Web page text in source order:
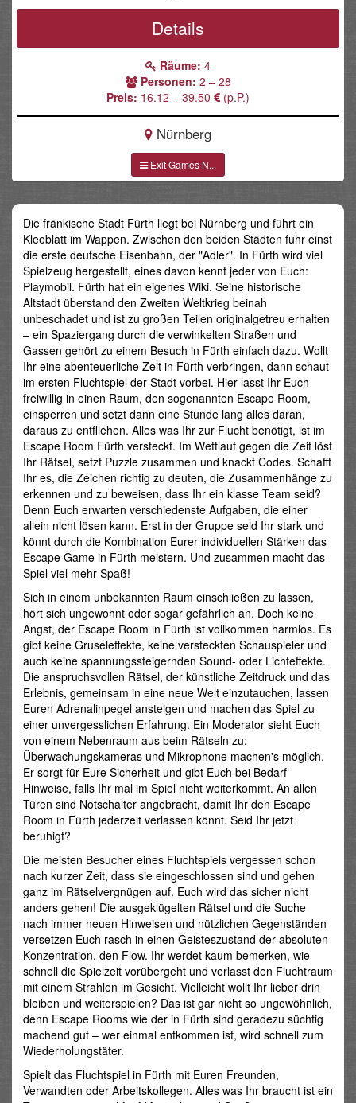
Details
Räume: 4
Personen: 2 – 28
Preis: 16.12 – 39.50 (p.P.)
Nürnberg
Exit Games N...
Die fränkische Stadt Fürth liegt bei Nürnberg und führt ein
Kleeblatt im Wappen. Zwischen den beiden Städten fuhr einst
die erste deutsche Eisenbahn, der "Adler". In Fürth wird viel
Spielzeug hergestellt, eines davon kennt jeder von Euch:
Playmobil. Fürth hat ein eigenes Wiki. Seine historische
Altstadt überstand den Zweiten Weltkrieg beinah
unbeschadet und ist zu großen Teilen originalgetreu erhalten
– ein Spaziergang durch die verwinkelten Straßen und
Gassen gehört zu einem Besuch in Fürth einfach dazu. Wollt
Ihr eine abenteuerliche Zeit in Fürth verbringen, dann schaut
im ersten Fluchtspiel der Stadt vorbei. Hier lasst Ihr Euch
freiwillig in einen Raum, den sogenannten Escape Room,
einsperren und setzt dann eine Stunde lang alles daran,
daraus zu entfliehen. Alles was Ihr zur Flucht benötigt, ist im
Escape Room Fürth versteckt. Im Wettlauf gegen die Zeit löst
Ihr Rätsel, setzt Puzzle zusammen und knackt Codes. Schafft
Ihr es, die Zeichen richtig zu deuten, die Zusammenhänge zu
erkennen und zu beweisen, dass Ihr ein klasse Team seid?
Denn Euch erwarten verschiedenste Aufgaben, die einer
allein nicht lösen kann. Erst in der Gruppe seid Ihr stark und
könnt durch die Kombination Eurer individuellen Stärken das
Escape Game in Fürth meistern. Und zusammen macht das
Spiel viel mehr Spaß!
Sich in einem unbekannten Raum einschließen zu lassen,
hört sich ungewohnt oder sogar gefährlich an. Doch keine
Angst, der Escape Room in Fürth ist vollkommen harmlos. Es
gibt keine Gruseleffekte, keine versteckten Schauspieler und
auch keine spannungssteigernden Sound- oder Lichteffekte.
Die anspruchsvollen Rätsel, der künstliche Zeitdruck und das
Erlebnis, gemeinsam in eine neue Welt einzutauchen, lassen
Euren Adrenalinpegel ansteigen und machen das Spiel zu
einer unvergesslichen Erfahrung. Ein Moderator sieht Euch
von einem Nebenraum aus beim Rätseln zu;
Überwachungskameras und Mikrophone machen's möglich.
Er sorgt für Eure Sicherheit und gibt Euch bei Bedarf
Hinweise, falls Ihr mal im Spiel nicht weiterkommt. An allen
Türen sind Notschalter angebracht, damit Ihr den Escape
Room in Fürth jederzeit verlassen könnt. Seid Ihr jetzt
beruhigt?
Die meisten Besucher eines Fluchtspiels vergessen schon
nach kurzer Zeit, dass sie eingeschlossen sind und gehen
ganz im Rätselvergnügen auf. Euch wird das sicher nicht
anders gehen! Die ausgeklügelten Rätsel und die Suche
nach immer neuen Hinweisen und nützlichen Gegenständen
versetzen Euch rasch in einen Geisteszustand der absoluten
Konzentration, den Flow. Ihr werdet kaum bemerken, wie
schnell die Spielzeit vorübergeht und verlasst den Fluchtraum
mit einem Strahlen im Gesicht. Vielleicht wollt Ihr lieber drin
bleiben und weiterspielen? Das ist gar nicht so ungewöhnlich,
denn Escape Rooms wie der in Fürth sind geradezu süchtig
machend gut – wer einmal entkommen ist, wird schnell zum
Wiederholungstäter.
Spielt das Fluchtspiel in Fürth mit Euren Freunden,
Verwandten oder Arbeitskollegen. Alles was Ihr braucht ist ein